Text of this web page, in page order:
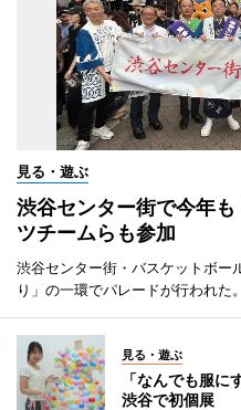
見る・遊ぶ
渋谷センター街で今年
ツチームらも参加
渋谷センター街・バスケットボー
り」の一環でパレードが行われた。
見る・遊ぶ
「なんでも服に
渋谷で初個展